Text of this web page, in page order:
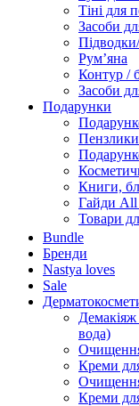
Тіні для
Засоби
Румʼяна
Контур /
Засоби
Подарунки
Книги,
Гайди All
Товари
Bundle
Бренди
Nastya loves
Sale
Демакіяж
вода)
Креми
Очищення
Креми